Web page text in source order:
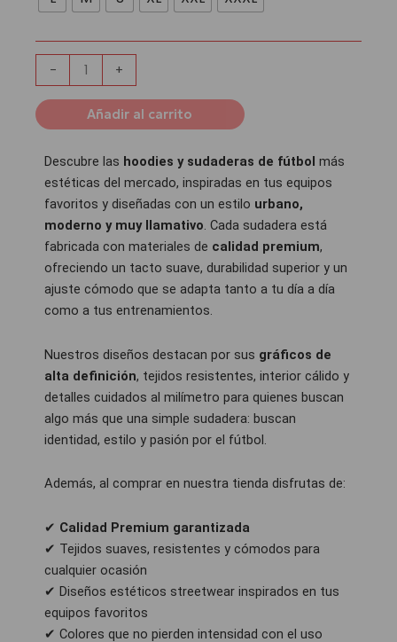
-
|
Negro
cantidad
+
Añadir al carrito
Descubre las hoodies y sudaderas de fútbol más
estéticas del mercado, inspiradas en tus equipos
favoritos y diseñadas con un estilo urbano,
moderno y muy llamativo. Cada sudadera está
fabricada con materiales de calidad premium,
ofreciendo un tacto suave, durabilidad superior y un
ajuste cómodo que se adapta tanto a tu día a día
como a tus entrenamientos.
Nuestros diseños destacan por sus gráficos de
alta definición, tejidos resistentes, interior cálido y
detalles cuidados al milímetro para quienes buscan
algo más que una simple sudadera: buscan
identidad, estilo y pasión por el fútbol.
Además, al comprar en nuestra tienda disfrutas de:
✔ Calidad Premium garantizada
✔ Tejidos suaves, resistentes y cómodos para
cualquier ocasión
✔ Diseños estéticos streetwear inspirados en tus
equipos favoritos
✔ Colores que no pierden intensidad con el uso